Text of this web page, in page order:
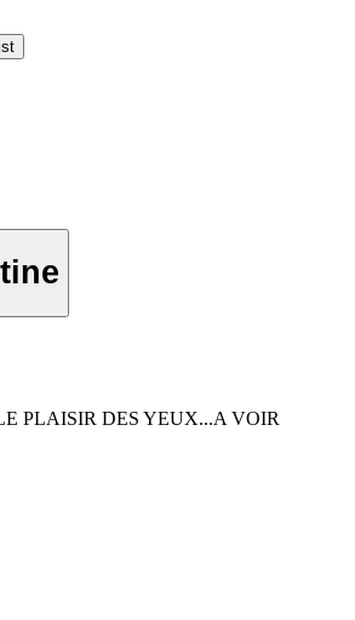
PLAISIR DES YEUX...A VOIR